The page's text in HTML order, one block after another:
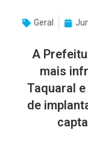
Geral
A
mais
Taquaral
de